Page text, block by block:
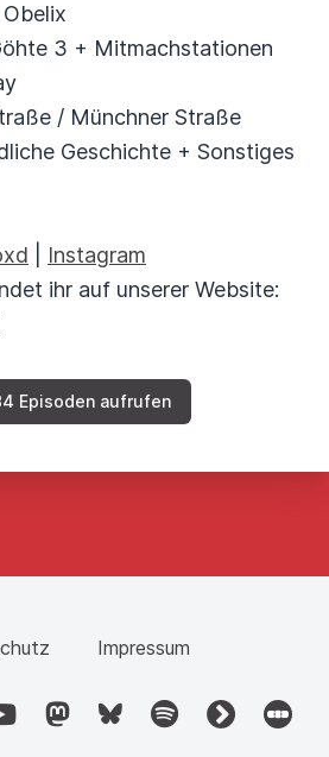
3 + Mitmachstationen
/ Münchner Straße
Geschichte + Sonstiges
Instagram
ihr auf unserer Website:
Episoden aufrufen
Impressum
MastodonBlueskySpotifyfyyd